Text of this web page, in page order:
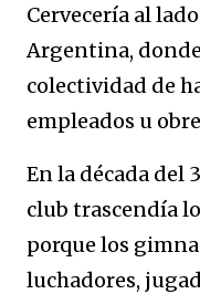
Cervecería al
Argentina,
colectividad de
empleados u
En la década del
club trascendía
porque los
luchadores,